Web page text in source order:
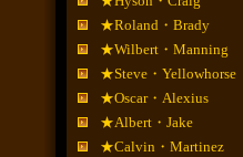
★Roland・Brady
★Wilbert・Manning
★Steve・Yellowhorse
★Oscar・Alexius
★Albert・Jake
★Calvin・Martinez